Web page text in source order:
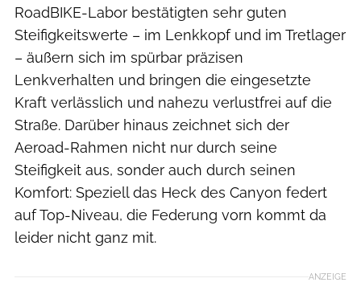
RoadBIKE-Labor bestätigten sehr guten
Steifigkeitswerte – im Lenkkopf und im Tretlager
– äußern sich im spürbar präzisen
Lenkverhalten und bringen die eingesetzte
Kraft verlässlich und nahezu verlustfrei auf die
Straße. Darüber hinaus zeichnet sich der
Aeroad-Rahmen nicht nur durch seine
Steifigkeit aus, sonder auch durch seinen
Komfort: Speziell das Heck des Canyon federt
auf Top-Niveau, die Federung vorn kommt da
leider nicht ganz mit.
ANZEIGE